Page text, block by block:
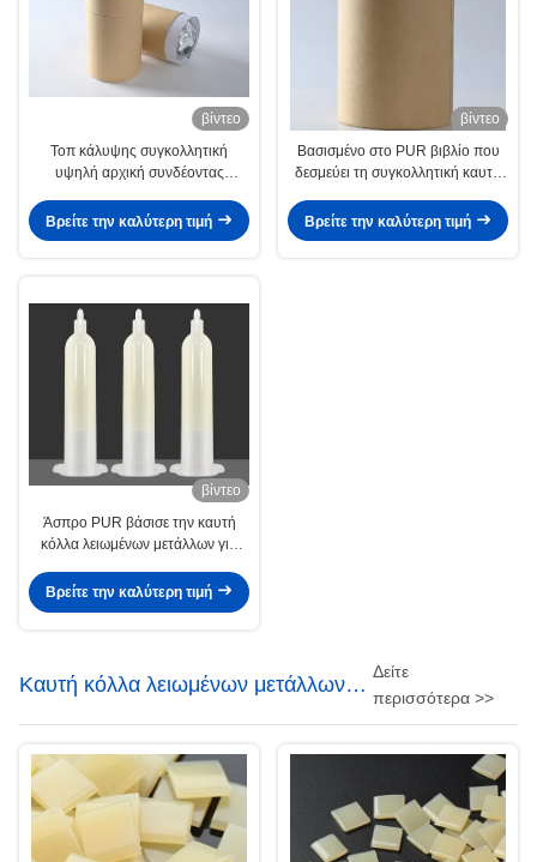
βίντεο
Τοπ κάλυψης συγκολλητική
υψηλή αρχική συνδέοντας
καυτή για το πλυντήριο
Βρείτε την καλύτερη τιμή
βίντεο
Βασισμένο στο PUR βιβλίο που
δεσμεύει τη συγκολλητική καυτή
βιβλιοδεσία
Βρείτε την καλύτερη τιμή
βίντεο
Άσπρο PUR βάσισε την καυτή
κόλλα λειωμένων μετάλλων για
Smartphone υποστρωμάτων
Βρείτε την καλύτερη τιμή
Καυτή κόλλα λειωμένων μετάλλων
της EVA
Δείτε
περισσότερα >>